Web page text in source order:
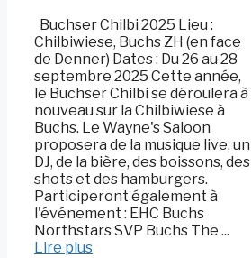
Buchser Chilbi 2025 Lieu :
Chilbiwiese, Buchs ZH (en face
de Denner) Dates : Du 26 au 28
septembre 2025 Cette année,
le Buchser Chilbi se déroulera à
nouveau sur la Chilbiwiese à
Buchs. Le Wayne's Saloon
proposera de la musique live, un
DJ, de la bière, des boissons, des
shots et des hamburgers.
Participeront également à
l'événement : EHC Buchs
Northstars SVP Buchs The ...
Lire plus